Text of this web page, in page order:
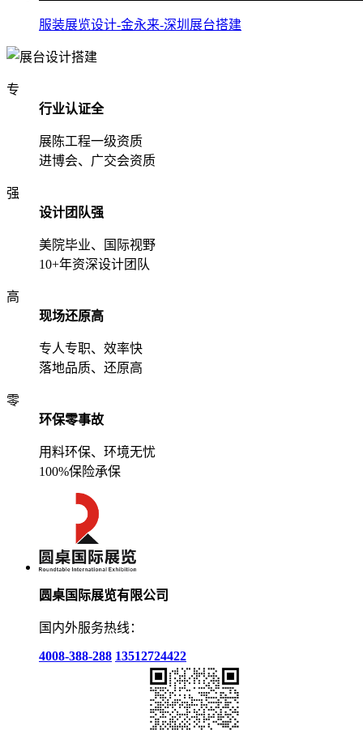
服装展览设计-金永来-深圳展台搭建
专
行业认证全
展陈工程一级资质
进博会、广交会资质
强
设计团队强
美院毕业、国际视野
10+年资深设计团队
高
现场还原高
专人专职、效率快
落地品质、还原高
零
环保零事故
用料环保、环境无忧
100%保险承保
圆桌国际展览有限公司
国内外服务热线：
4008-388-288 13512724422